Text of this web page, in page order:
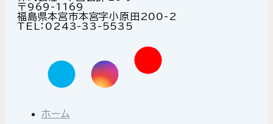
〒969-1169
福島県本宮市本宮字小原田200-2
TEL：0243-33-5535
ホーム